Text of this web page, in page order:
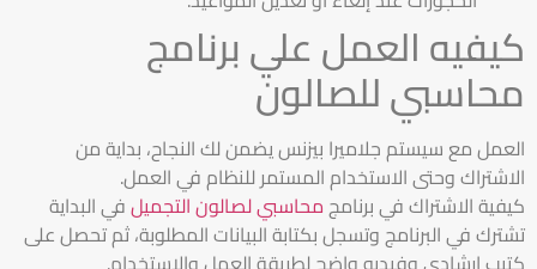
كيفيه العمل علي برنامج
محاسبي للصالون
العمل مع سيستم جلاميرا بيزنس يضمن لك النجاح، بداية من
الاشتراك وحتى الاستخدام المستمر للنظام في العمل.
كيفية الاشتراك في برنامجمحاسبي لصالون التجميلفي البداية
تشترك في البرنامج وتسجل بكتابة البيانات المطلوبة، ثم تحصل على